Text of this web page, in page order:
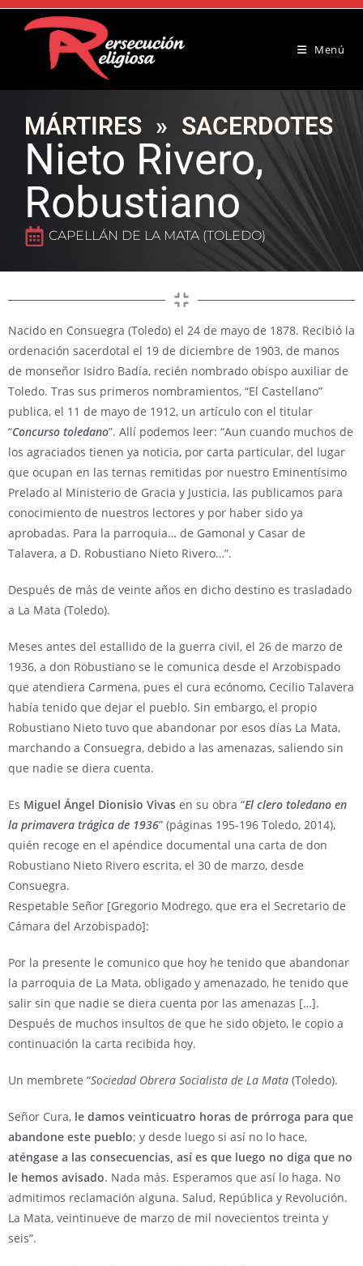
Menú
MÁRTIRES » SACERDOTES
Nieto Rivero,
Robustiano
CAPELLÁN DE LA MATA (TOLEDO)
Nacido en Consuegra (Toledo) el 24 de mayo de 1878. Recibió la
ordenación sacerdotal el 19 de diciembre de 1903, de manos
de monseñor Isidro Badía, recién nombrado obispo auxiliar de
Toledo. Tras sus primeros nombramientos, “El Castellano”
publica, el 11 de mayo de 1912, un artículo con el titular
“Concurso toledano”. Allí podemos leer: “Aun cuando muchos de
los agraciados tienen ya noticia, por carta particular, del lugar
que ocupan en las ternas remitidas por nuestro Eminentísimo
Prelado al Ministerio de Gracia y Justicia, las publicamos para
conocimiento de nuestros lectores y por haber sido ya
aprobadas. Para la parroquia… de Gamonal y Casar de
Talavera, a D. Robustiano Nieto Rivero…”.
Después de más de veinte años en dicho destino es trasladado
a La Mata (Toledo).
Meses antes del estallido de la guerra civil, el 26 de marzo de
1936, a don Robustiano se le comunica desde el Arzobispado
que atendiera Carmena, pues el cura ecónomo, Cecilio Talavera
había tenido que dejar el pueblo. Sin embargo, el propio
Robustiano Nieto tuvo que abandonar por esos días La Mata,
marchando a Consuegra, debido a las amenazas, saliendo sin
que nadie se diera cuenta.
Es Miguel Ángel Dionisio Vivas en su obra “El clero toledano en
la primavera trágica de 1936” (páginas 195-196 Toledo, 2014),
quién recoge en el apéndice documental una carta de don
Robustiano Nieto Rivero escrita, el 30 de marzo, desde
Consuegra.
Respetable Señor [Gregorio Modrego, que era el Secretario de
Cámara del Arzobispado]:
Por la presente le comunico que hoy he tenido que abandonar
la parroquia de La Mata, obligado y amenazado, he tenido que
salir sin que nadie se diera cuenta por las amenazas […].
Después de muchos insultos de que he sido objeto, le copio a
continuación la carta recibida hoy.
Un membrete “Sociedad Obrera Socialista de La Mata (Toledo).
Señor Cura, le damos veinticuatro horas de prórroga para que
abandone este pueblo; y desde luego si así no lo hace,
aténgase a las consecuencias, así es que luego no diga que no
le hemos avisado. Nada más. Esperamos que así lo haga. No
admitimos reclamación alguna. Salud, República y Revolución.
La Mata, veintinueve de marzo de mil novecientos treinta y
seis”.